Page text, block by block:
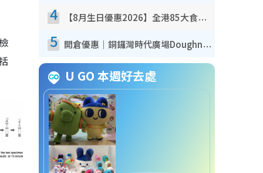
4 【8月生日優惠2026】全港85大食買玩著數攻略 自助餐/火鍋放題同行免費＋誠品/DONKI送現金券
5 開倉優惠｜銅鑼灣時代廣場Doughnut/Campo Marzio開倉低至1折！背囊、書包、手袋劈價$200起
U GO 本週好去處